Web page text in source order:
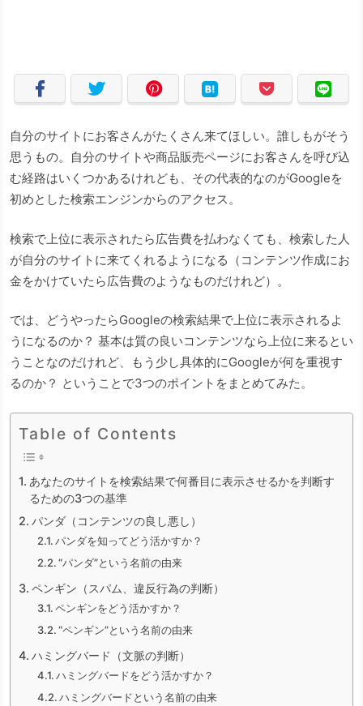
自分のサイトにお客さんがたくさん来てほしい。誰しもがそう
思うもの。自分のサイトや商品販売ページにお客さんを呼び込
む経路はいくつかあるけれども、その代表的なのがGoogleを
初めとした検索エンジンからのアクセス。
検索で上位に表示されたら広告費を払わなくても、検索した人
が自分のサイトに来てくれるようになる（コンテンツ作成にお
金をかけていたら広告費のようなものだけれど）。
では、どうやったらGoogleの検索結果で上位に表示されるよ
うになるのか？ 基本は質の良いコンテンツなら上位に来るとい
うことなのだけれど、もう少し具体的にGoogleが何を重視す
るのか？ ということで3つのポイントをまとめてみた。
Table of Contents
あなたのサイトを検索結果で何番目に表示させるかを判断す
るための3つの基準
パンダ（コンテンツの良し悪し）
パンダを知ってどう活かすか？
“パンダ”という名前の由来
ペンギン（スパム、違反行為の判断）
ペンギンをどう活かすか？
“ペンギン”という名前の由来
ハミングバード（文脈の判断）
ハミングバードをどう活かすか？
ハミングバードという名前の由来